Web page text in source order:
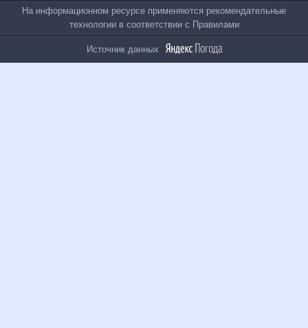
На информационном ресурсе применяются
рекомендательные технологии в соответствии сПравилами
Источник данных